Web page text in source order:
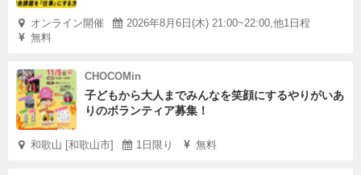
オンライン開催
2026年8月6日(木) 21:00~22:00,他1日程
無料
CHOCOMin
子どもから大人までみんなを笑顔にするやりがいあ
りのボランティア募集！
和歌山 [和歌山市] 1日限り 無料